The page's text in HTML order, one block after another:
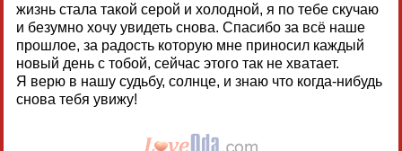
жизнь стала такой серой и холодной, я по тебе скучаю
и безумно хочу увидеть снова. Спасибо за всё наше
прошлое, за радость которую мне приносил каждый
новый день с тобой, сейчас этого так не хватает.
Я верю в нашу судьбу, солнце, и знаю что когда-нибудь
снова тебя увижу!